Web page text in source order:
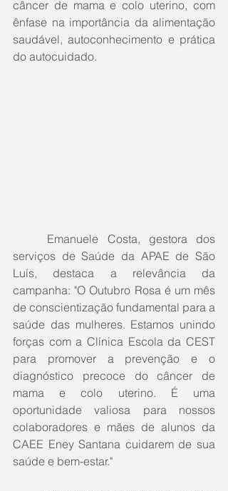
câncer de mama e colo uterino, com
ênfase na importância da alimentação
saudável, autoconhecimento e prática
do autocuidado.
serviços de Saúde da APAE de São
Luís, destaca a relevância da
campanha: "O Outubro Rosa é um mês
de conscientização fundamental para a
saúde das mulheres. Estamos unindo
forças com a Clínica Escola da CEST
para promover a prevenção e o
diagnóstico precoce do câncer de
mama e colo uterino. É uma
oportunidade valiosa para nossos
colaboradores e mães de alunos da
CAEE Eney Santana cuidarem de sua
saúde e bem-estar."